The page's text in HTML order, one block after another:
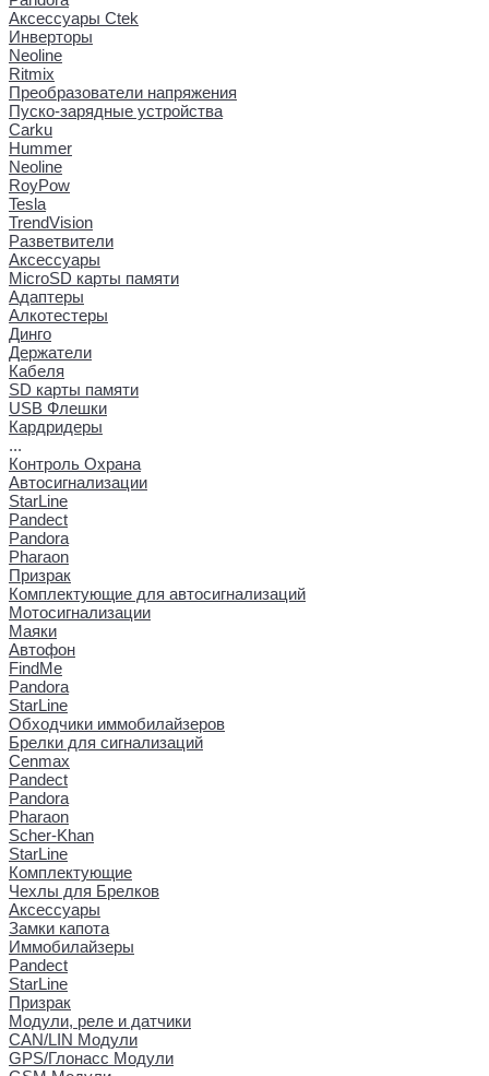
Аксессуары Ctek
Инверторы
Neoline
Ritmix
Преобразователи напряжения
Пуско-зарядные устройства
Carku
Hummer
Neoline
RoyPow
Tesla
TrendVision
Разветвители
Аксессуары
MicroSD карты памяти
Адаптеры
Алкотестеры
Динго
Держатели
Кабеля
SD карты памяти
USB Флешки
Кардридеры
...
Контроль Охрана
Автосигнализации
StarLine
Pandect
Pandora
Pharaon
Призрак
Комплектующие для автосигнализаций
Мотосигнализации
Маяки
Автофон
FindMe
Pandora
StarLine
Обходчики иммобилайзеров
Брелки для сигнализаций
Cenmax
Pandect
Pandora
Pharaon
Scher-Khan
StarLine
Комплектующие
Чехлы для Брелков
Аксессуары
Замки капота
Иммобилайзеры
Pandect
StarLine
Призрак
Модули, реле и датчики
CAN/LIN Модули
GPS/Глонасс Модули